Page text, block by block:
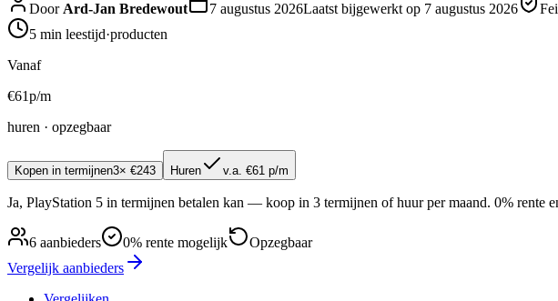
DoorArd-Jan Bredewout 7 augustus 2026Laatst bijgewerkt op 7 augustus 2026
5 min leestijd·producten
Vanaf
€61p/m
huren · opzegbaar
Kopen in termijnen3× €243 Huren v.a. €61 p/m
Ja, PlayStation 5 in termijnen betalen kan — koop in 3 termijnen of huur per maand. 0% rente
6 aanbieders 0% rente mogelijk
Opzegbaar
Vergelijk aanbieders